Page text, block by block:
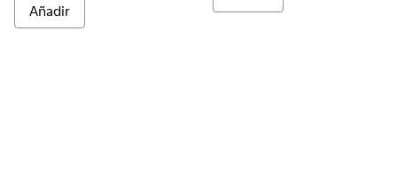
Añadir